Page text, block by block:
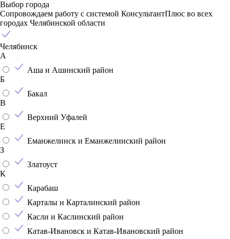
Выбор города
Сопровождаем работу с системой КонсультантПлюс во всех
городах Челябинской области
Челябинск
А
Аша и Ашинский район
Б
Бакал
В
Верхний Уфалей
Е
Еманжелинск и Еманжелинский район
З
Златоуст
К
Карабаш
Карталы и Карталинский район
Касли и Каслинский район
Катав-Ивановск и Катав-Ивановский район